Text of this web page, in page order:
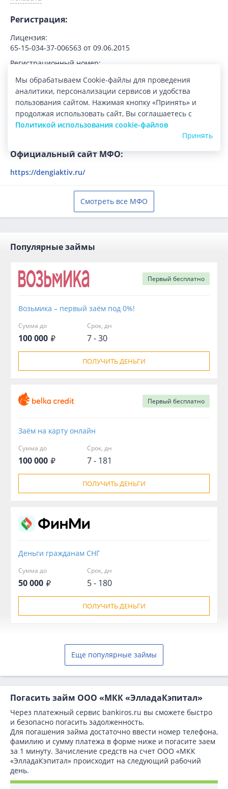
Регистрация:
Лицензия:
65-15-034-37-006563 от 09.06.2015
Регистрационный номер:
График рассмотрения заявок:
нет данных
Юридическое название МФО:
Официальный сайт МФО:
https://dengiaktiv.ru/
Смотреть все МФО
Популярные займы
Первый бесплатно
Возьмика – первый заём под 0%!
Сумма до
100 000
Срок, дн
7 - 30
ПОЛУЧИТЬ ДЕНЬГИ
Первый бесплатно
Заём на карту онлайн
Сумма до
100 000
Срок, дн
7 - 181
ПОЛУЧИТЬ ДЕНЬГИ
Деньги гражданам СНГ
Сумма до
50 000
Срок, дн
5 - 180
ПОЛУЧИТЬ ДЕНЬГИ
Еще популярные займы
Погасить займ ООО «МКК «ЭлладаКэпитал»
Через платежный сервис bаnkiros.ru вы сможете быстро
и безопасно погасить задолженность.
Для погашения займа достаточно ввести номер телефона,
фамилию и сумму платежа в форме ниже и погасите заем
за 1 минуту. Зачисление средств на счет ООО «МКК
«ЭлладаКэпитал» происходит на следующий рабочий
день.
Мы обрабатываем Cookie-файлы для проведения
аналитики, персонализации сервисов и удобства
пользования сайтом. Нажимая кнопку «Принять» и
продолжая использовать сайт, Вы соглашаетесь с
Политикой использования cookie-файлов
Принять